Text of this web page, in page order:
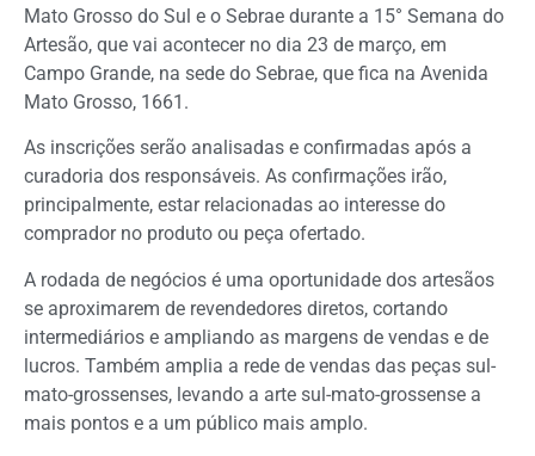
Mato Grosso do Sul e o Sebrae durante a 15° Semana do
Artesão, que vai acontecer no dia 23 de março, em
Campo Grande, na sede do Sebrae, que fica na Avenida
Mato Grosso, 1661.
As inscrições serão analisadas e confirmadas após a
curadoria dos responsáveis. As confirmações irão,
principalmente, estar relacionadas ao interesse do
comprador no produto ou peça ofertado.
A rodada de negócios é uma oportunidade dos artesãos
se aproximarem de revendedores diretos, cortando
intermediários e ampliando as margens de vendas e de
lucros. Também amplia a rede de vendas das peças sul-
mato-grossenses, levando a arte sul-mato-grossense a
mais pontos e a um público mais amplo.